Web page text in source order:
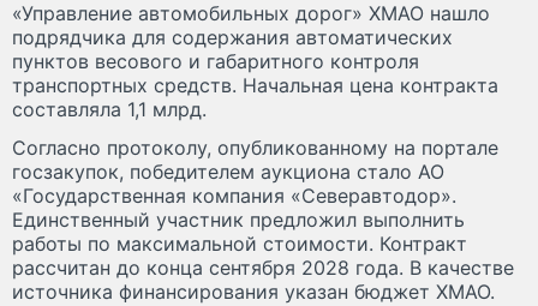
«Управление автомобильных дорог» ХМАО нашло
подрядчика для содержания автоматических
пунктов весового и габаритного контроля
транспортных средств. Начальная цена контракта
составляла 1,1 млрд.
Согласно протоколу, опубликованному на портале
госзакупок, победителем аукциона стало АО
«Государственная компания «Северавтодор».
Единственный участник предложил выполнить
работы по максимальной стоимости. Контракт
рассчитан до конца сентября 2028 года. В качестве
источника финансирования указан бюджет ХМАО.